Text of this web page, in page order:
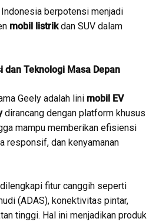
berpotensi menjadi
mobil listrikdan SUV dalam
dan Teknologi Masa Depan
Geely adalah lini mobil EV
dirancang dengan platform khusus
mampu memberikan efisiensi
responsif, dan kenyamanan
fitur canggih seperti
(ADAS), konektivitas pintar,
tinggi. Hal ini menjadikan produk